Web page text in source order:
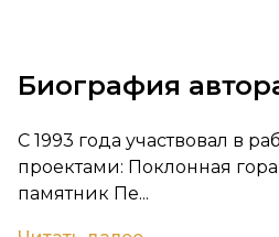
Биография
С 1993 года участвовал в
проектами: Поклонная
памятник Пе...